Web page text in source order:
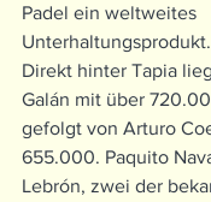
Padel ein weltweites
Unterhaltungsprodukt.
Direkt hinter Tapia
Galán mit über
gefolgt von Arturo
655.000. Paquito
Lebrón, zwei der